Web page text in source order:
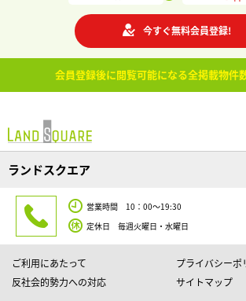
今すぐ無料会員登録!
会員登録後に閲覧可能になる全掲載物件
ランドスクエア
営業時間 10：00～19:30
定休日 毎週火曜日・水曜日
ご利用にあたって
プライバシーポ
反社会的勢力への対応
サイトマップ